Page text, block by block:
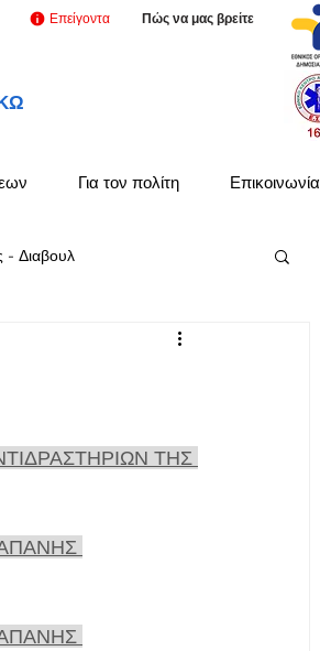
Επείγοντα Πώς να μας βρείτε
Για τον πολίτη Επικοινωνία
- Διαβουλ
ΤΗΣ